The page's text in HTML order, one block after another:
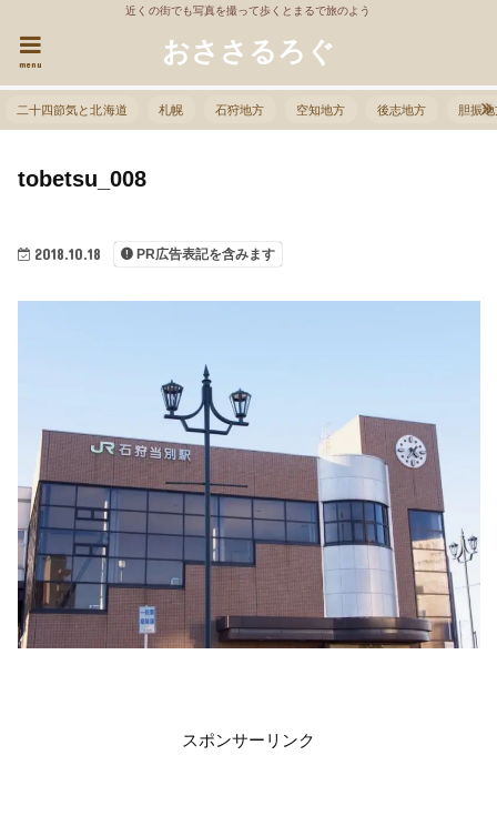
近くの街でも写真を撮って歩くとまるで旅のよう
おささるろぐ
menu
二十四節気と北海道 札幌 石狩地方 空知地方 後志地方 胆振
2018.10.18 PR広告表記を含みます
tobetsu_008
スポンサーリンク